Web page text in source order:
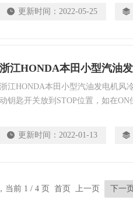
给负载，电子调速器调节发动机转
更新时间： 2022-05-25
浙江HONDA本田小型汽油
浙江HONDA本田小型汽油发电机风
动钥匙开关放到STOP位置，如在
更新时间： 2022-01-13
当前 1 / 4 页 首页 上一页 下一页